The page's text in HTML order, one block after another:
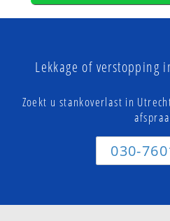
Lekkage of verstopping
Zoekt u stankoverlast in
030-